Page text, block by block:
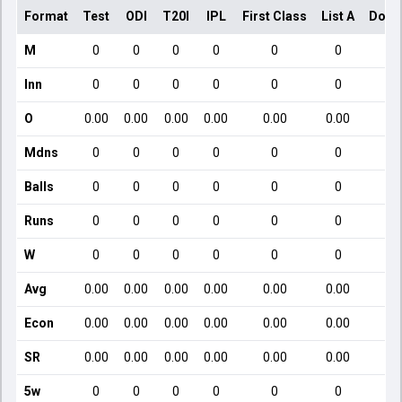
Format Test ODI T20I IPL First Class List A
M 0 0 0 0 0 0
Inn 0 0 0 0 0 0
O 0.00 0.00 0.00 0.00 0.00 0.00
Mdns 0 0 0 0 0 0
Balls 0 0 0 0 0 0
Runs 0 0 0 0 0 0
W 0 0 0 0 0 0
Avg 0.00 0.00 0.00 0.00 0.00 0.00
Econ 0.00 0.00 0.00 0.00 0.00 0.00
SR 0.00 0.00 0.00 0.00 0.00 0.00
5w 0 0 0 0 0 0